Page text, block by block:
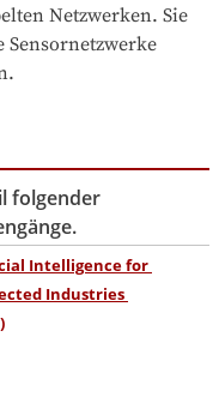
Netzwerken. Sie
Sensornetzwerke
folgender
Intelligence for
Industries